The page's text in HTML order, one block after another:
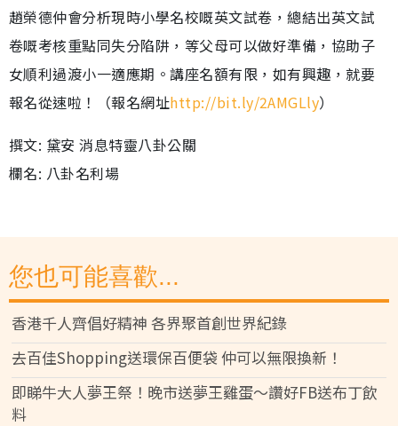
趙榮德仲會分析現時小學名校嘅英文試卷，總結出英文試
卷嘅考核重點同失分陷阱，等父母可以做好準備，協助子
女順利過渡小一適應期。講座名額有限，如有興趣，就要
報名從速啦！（報名網址http://bit.ly/2AMGLly）
撰文: 黛安 消息特靈八卦公關
欄名: 八卦名利場
您也可能喜歡...
香港千人齊倡好精神 各界聚首創世界紀錄
去百佳Shopping送環保百便袋 仲可以無限換新！
即睇牛大人夢王祭！晚市送夢王雞蛋～讚好FB送布丁飲
料